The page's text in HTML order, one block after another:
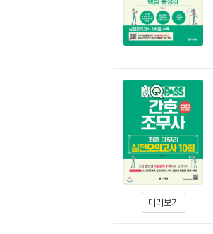
미리보기